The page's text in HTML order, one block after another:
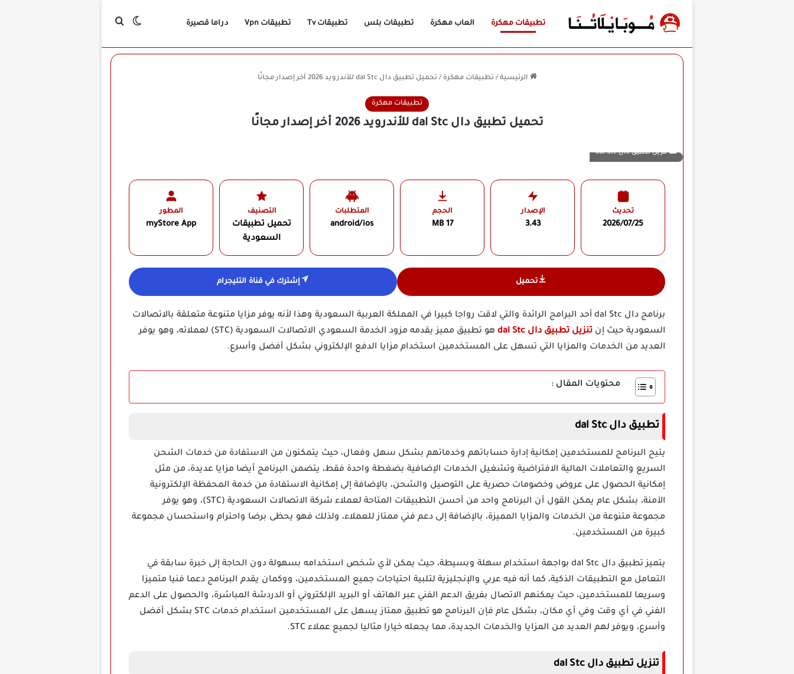
تطبيقات مهكرة العاب مهكرة تطبيقات بلس تطبيقات Tv تطبيقات Vpn دراما قصيرة الوضع المظلم
بحث عن
الرئيسية / تطبيقات مهكرة / تحميل تطبيق دال dal Stc للأندرويد 2026 أخر إصدار مجانًا
تطبيقات مهكرة
تحميل تطبيق دال dal Stc للأندرويد 2026 أخر إصدار مجانًا
تنزيل تطبيق دال dal Stc
تحديث
2026/07/25
الإصدار
3.43
الحجم
17 MB
المتطلبات
android/ios
التصنيف
تحميل تطبيقات
السعودية
المطور
myStore App‏
تحميل إشترك في قناة التليجرام
برنامج دال dal Stc أحد البرامج الرائدة والتي لاقت رواجا كبيرا في المملكة العربية السعودية وهذا لأنه يوفر مزايا متنوعة متعلقة بالاتصالات
السعودية حيث إن تنزيل تطبيق دال dal Stc
هو تطبيق مميز يقدمه مزود الخدمة السعودي الاتصالات السعودية (STC) لعملائه، وهو يوفر
العديد من الخدمات والمزايا التي تسهل على المستخدمين استخدام مزايا الدفع الإلكتروني بشكل أفضل وأسرع.
محتويات المقال :
تطبيق دال dal Stc
يتيح البرنامج للمستخدمين إمكانية إدارة حساباتهم وخدماتهم بشكل سهل وفعال، حيث يتمكنون من الاستفادة من خدمات الشحن
السريع والتعاملات المالية الافتراضية وتشغيل الخدمات الإضافية بضغطة واحدة فقط، يتضمن البرنامج أيضا مزايا عديدة، من مثل
إمكانية الحصول على عروض وخصومات حصرية على التوصيل والشحن، بالإضافة إلى إمكانية الاستفادة من خدمة المحفظة الإلكترونية
الآمنة، بشكل عام يمكن القول أن البرنامج واحد من أحسن التطبيقات المتاحة لعملاء شركة الاتصالات السعودية (STC)، وهو يوفر
مجموعة متنوعة من الخدمات والمزايا المميزة، بالإضافة إلى دعم فني ممتاز للعملاء، ولذلك فهو يحظى برضا واحترام واستحسان مجموعة
كبيرة من المستخدمين.
يتميز تطبيق دال dal Stc بواجهة استخدام سهلة وبسيطة، حيث يمكن لأي شخص استخدامه بسهولة دون الحاجة إلى خبرة سابقة في
التعامل مع التطبيقات الذكية، كما أنه فيه عربي والإنجليزية لتلبية احتياجات جميع المستخدمين، ووكمان يقدم البرنامج دعما فنيا متميزا
وسريعا للمستخدمين، حيث يمكنهم الاتصال بفريق الدعم الفني عبر الهاتف أو البريد الإلكتروني أو الدردشة المباشرة، والحصول على الدعم
الفني في أي وقت وفي أي مكان، بشكل عام فإن البرنامج هو تطبيق ممتاز يسهل على المستخدمين استخدام خدمات STC بشكل أفضل
وأسرع، ويوفر لهم العديد من المزايا والخدمات الجديدة، مما يجعله خيارا مثاليا لجميع عملاء STC.
تنزيل تطبيق دال dal Stc